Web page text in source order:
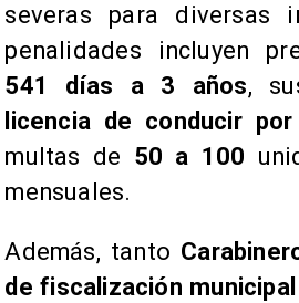
severas para diversas
penalidades incluyen
541 días a 3 años,
licencia de conducir
multas de 50 a 100
mensuales.
​Además, tanto
de fiscalización municipal